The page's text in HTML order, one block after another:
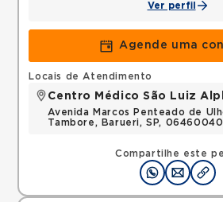
Ver perfil
Agende uma
Compartilhe este
Locais de Atendimento
Centro Médico São Luiz
Avenida Marcos Penteado de
Tambore, Barueri, SP, 06460040